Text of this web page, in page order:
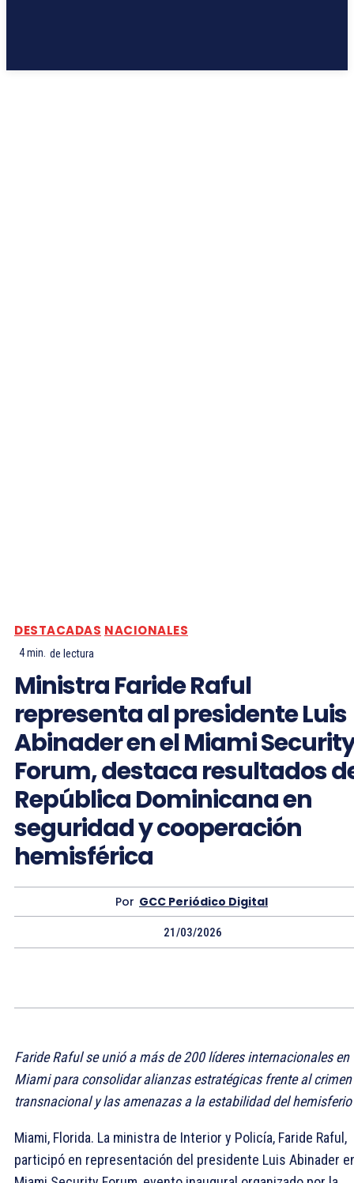
DESTACADAS NACIONALES
4min. de lectura
Ministra Faride Raful
representa al presidente Luis
Abinader en el Miami
Forum, destaca resultados
República Dominicana en
seguridad y cooperación
hemisférica
Por GCC Periódico Digital
21/03/2026
Faride Raful se unió a más de 200 líderes internacionales en
Miami para consolidar alianzas estratégicas frente al crimen
transnacional y las amenazas a la estabilidad del hemisferio
Miami, Florida. La ministra de Interior y Policía, Faride Raful,
participó en representación del presidente Luis Abinader